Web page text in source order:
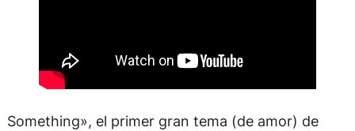
Something», el primer gran tema (de amor) de